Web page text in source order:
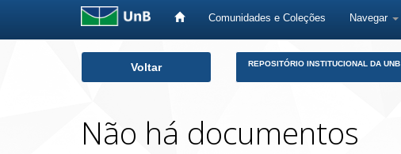
Comunidades e Coleções Navegar
Voltar REPOSITÓRIO INSTITUCIONAL DA UNB
Não há documentos